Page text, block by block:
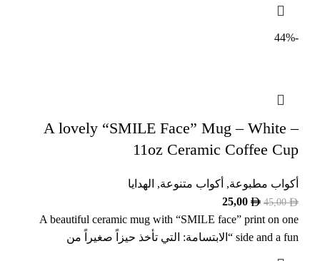
-44%
A lovely “SMILE Face” Mug – White –
11oz Ceramic Coffee Cup
أكواب مطبوعة, أكواب متنوعة, الهدايا
45,00
25,00
A beautiful ceramic mug with “SMILE face” print on one
side and a fun “الابتسامة: التي تأخذ حيزاً صغيراً من